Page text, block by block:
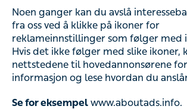
Noen ganger kan du avslå
fra oss ved å klikke på ikoner for
reklameinnstillinger som følger med
Hvis det ikke følger med slike ikoner,
nettstedene til hovedannonsørene
informasjon og lese hvordan du
Se for eksempel www.aboutads.info.